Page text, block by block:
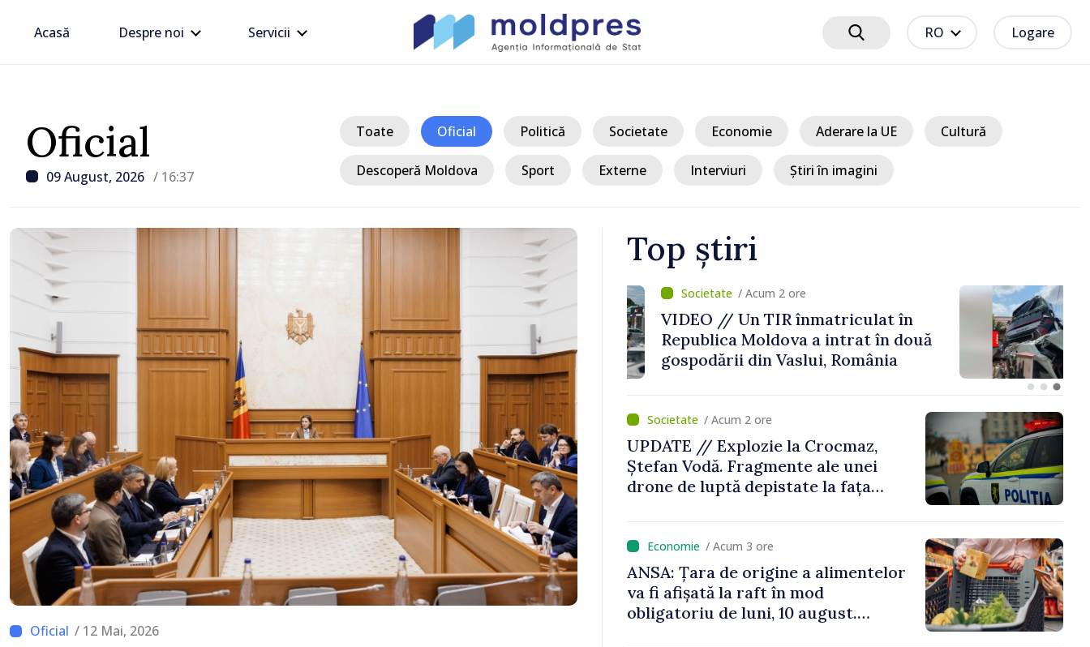
Acasă Despre noi Servicii RO Logare
Oficial
09 August, 2026 / 16:37
Toate Oficial Politică Societate Economie Aderare la UE Cultură
Descoperă Moldova Sport Externe Interviuri Știri în imagini
/ 12 Mai, 2026
Top știri
Trafic intens la postul vamal Otaci-
Moghilev-Podolsk, pe sensul de
ieșire din Republica Moldova
/ Acum 2 ore
VIDEO // Un TIR înmatriculat în
Republica Moldova a intrat în două
gospodării din Vaslui, România
/ Acum 2 ore
UPDATE // Explozie la Crocmaz,
Ștefan Vodă. Fragmente ale unei
drone de luptă depistate la fața
/ Acum 3 ore
ANSA: Țara de origine a alimentelor
va fi afișată la raft în mod
obligatoriu de luni, 10 august.